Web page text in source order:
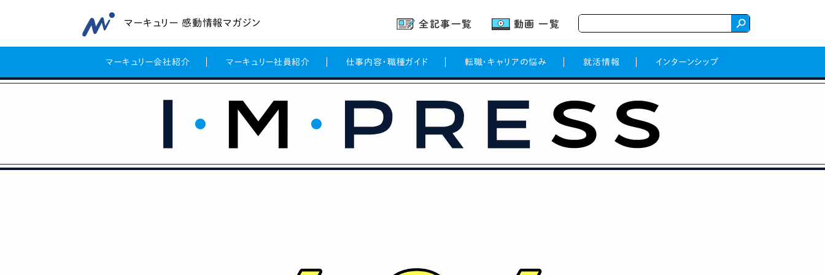
マーキュリー 感動情報マガジン 全記事一覧 動画 一覧
マーキュリー会社紹介 マーキュリー社員紹介 仕事内容・職種ガイド 転職・キャリアの悩み 就活情報 インターンシップ